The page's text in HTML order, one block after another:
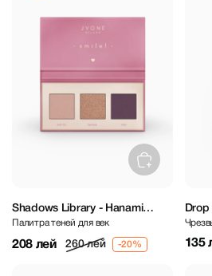
Shadows Library - Hanami
Petite Eyeshadow Palette
Палитра теней для век
208 лей 260 лей 135